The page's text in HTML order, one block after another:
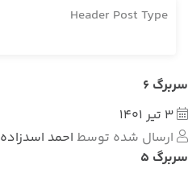
Header Post Type
سربرگ 6
3 تیر 1401
ارسال شده توسط احمد اسدزاده
سربرگ 5